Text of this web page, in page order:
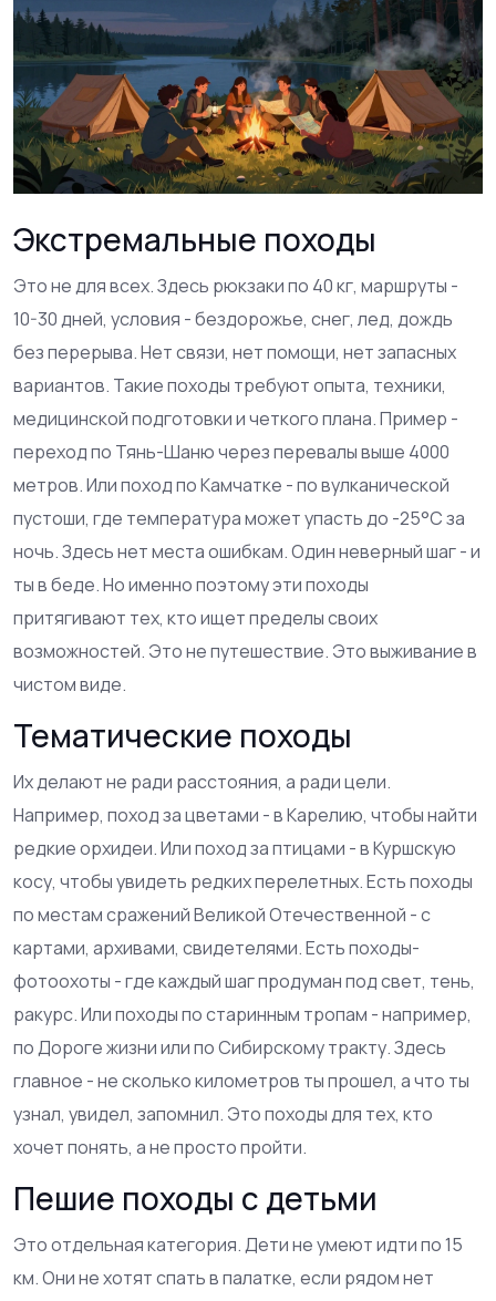
Экстремальные походы
Это не для всех. Здесь рюкзаки по 40 кг, маршруты -
10-30 дней, условия - бездорожье, снег, лед, дождь
без перерыва. Нет связи, нет помощи, нет запасных
вариантов. Такие походы требуют опыта, техники,
медицинской подготовки и четкого плана. Пример -
переход по Тянь-Шаню через перевалы выше 4000
метров. Или поход по Камчатке - по вулканической
пустоши, где температура может упасть до -25°C за
ночь. Здесь нет места ошибкам. Один неверный шаг - и
ты в беде. Но именно поэтому эти походы
притягивают тех, кто ищет пределы своих
возможностей. Это не путешествие. Это выживание в
чистом виде.
Тематические походы
Их делают не ради расстояния, а ради цели.
Например, поход за цветами - в Карелию, чтобы найти
редкие орхидеи. Или поход за птицами - в Куршскую
косу, чтобы увидеть редких перелетных. Есть походы
по местам сражений Великой Отечественной - с
картами, архивами, свидетелями. Есть походы-
фотоохоты - где каждый шаг продуман под свет, тень,
ракурс. Или походы по старинным тропам - например,
по Дороге жизни или по Сибирскому тракту. Здесь
главное - не сколько километров ты прошел, а что ты
узнал, увидел, запомнил. Это походы для тех, кто
хочет понять, а не просто пройти.
Пешие походы с детьми
Это отдельная категория. Дети не умеют идти по 15
км. Они не хотят спать в палатке, если рядом нет